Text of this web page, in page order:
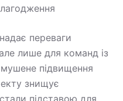
переваги
лише для команд із
підвищення
знищує
підставою для